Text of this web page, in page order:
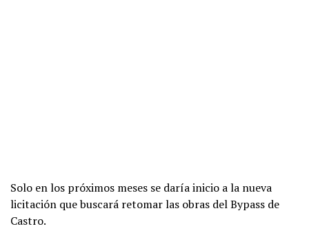
Solo en los próximos meses se daría inicio a la nueva
licitación que buscará retomar las obras del Bypass de
Castro.